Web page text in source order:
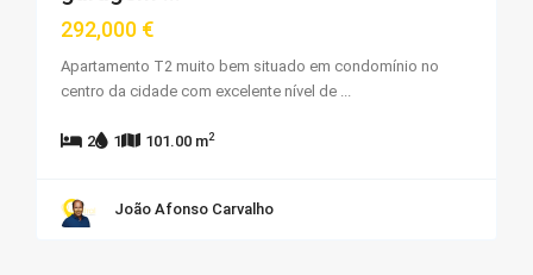
292,000 €
Apartamento T2 muito bem situado em condomínio no
centro da cidade com excelente nível de ...
2 1 101.00 m2
João Afonso Carvalho